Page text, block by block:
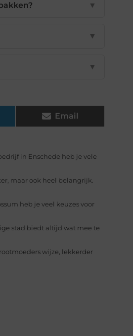
▼
▼
▼
Email
in Enschede heb je vele
maar ook heel belangrijk.
heb je veel keuzes voor
stad biedt altijd wat mee te
wijze, lekkerder